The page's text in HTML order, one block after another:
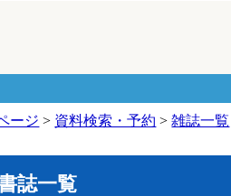
ージ > 資料検索・予約 >雑誌一覧
誌一覧